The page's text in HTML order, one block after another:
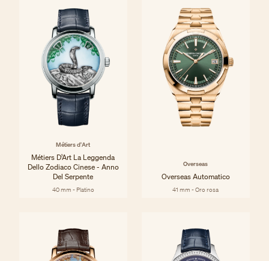
Métiers d'Art
Métiers D’Art La Leggenda
Dello Zodiaco Cinese - Anno
Del Serpente
40 mm - Platino
Overseas
Overseas Automatico
41 mm - Oro rosa